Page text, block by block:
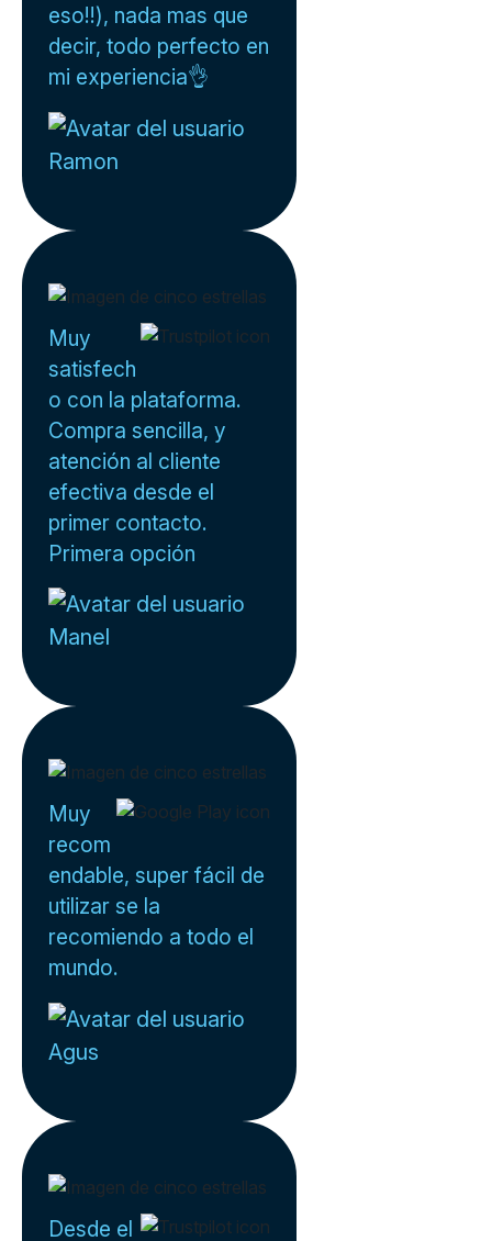
eso!!), nada mas que
decir, todo perfecto en
mi experiencia👌
Ramon
Muy
satisfech
o con la plataforma.
Compra sencilla, y
atención al cliente
efectiva desde el
primer contacto.
Primera opción
Manel
Muy
recom
endable, super fácil de
utilizar se la
recomiendo a todo el
mundo.
Agus
Desde el